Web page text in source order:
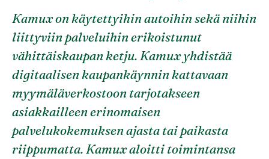
Kamux on käytettyihin autoihin sekä niihin
liittyviin palveluihin erikoistunut
vähittäiskaupan ketju. Kamux yhdistää
digitaalisen kaupankäynnin kattavaan
myymäläverkostoon tarjotakseen
asiakkailleen erinomaisen
palvelukokemuksen ajasta tai paikasta
riippumatta. Kamux aloitti toimintansa